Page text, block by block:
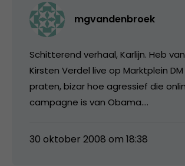
mgvandenbroek
Schitterend verhaal, Karlijn. Heb
Kirsten Verdel live op Marktplein
praten, bizar hoe agressief die
campagne is van Obama….
30 oktober 2008 om 18:38